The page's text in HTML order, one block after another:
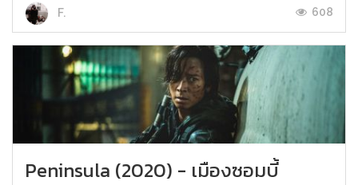
F. 608
Peninsula (2020) - เมืองซอมบี้